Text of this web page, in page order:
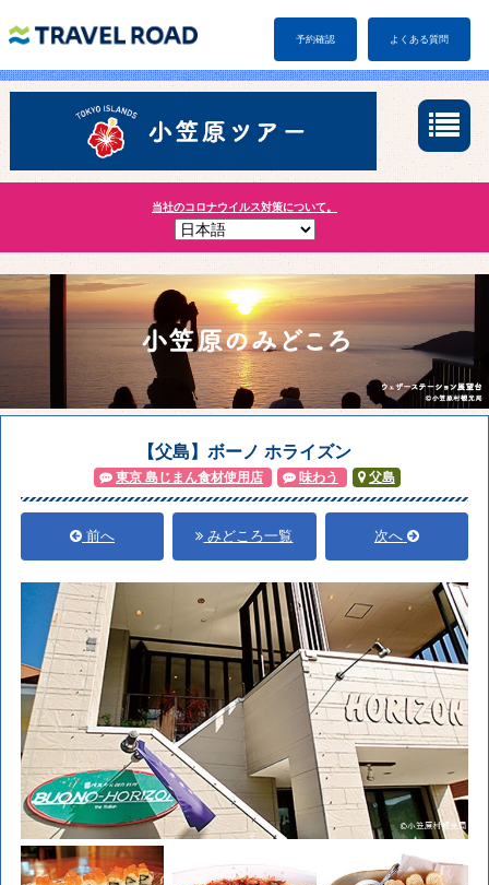
予約確認 よくある質問
当社のコロナウイルス対策について。
【父島】ボーノ ホライズン
東京 島じまん食材使用店 味わう 父島
前へ みどころ一覧 次へ